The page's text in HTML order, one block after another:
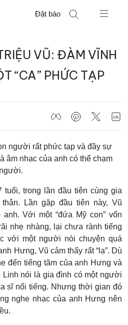
Đặt báo
VŨ: ĐÀM VĨNH
“CA” PHỨC TẠP
người rất phức tạp và đầy sự
âm nhạc của anh có thể chạm
trong lần đầu tiên cùng gia
Lần gặp đầu tiên này, Vũ
Với một “đứa Mỹ con” vốn
nhẹ nhàng, lại chưa rành tiếng
với một người nói chuyện quá
Hưng, Vũ cảm thấy rất “lạ”. Dù
đến tiếng tăm của anh Hưng và
Linh nói là gia đình có một người
sĩ nổi tiếng. Nhưng thời gian đó
nghe nhạc của anh Hưng nên